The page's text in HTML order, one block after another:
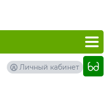
Личный кабинет